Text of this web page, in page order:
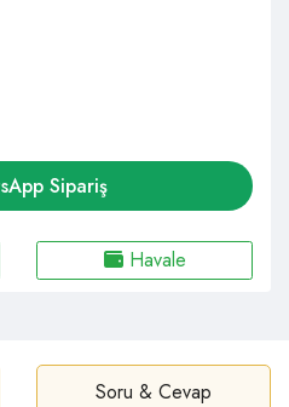
Sipariş
Havale
Soru & Cevap